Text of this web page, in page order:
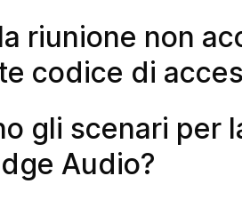
riunione non
codice di
gli scenari per
Audio?